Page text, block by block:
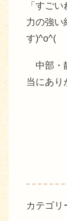
「すご
力の強い
す)^o^(
中部・
当にあり
カテゴリ